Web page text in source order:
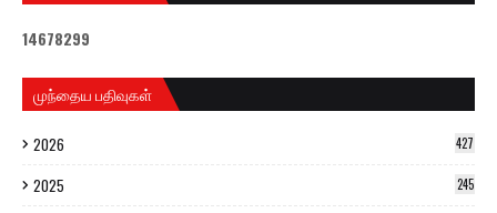
14678299
முந்தைய பதிவுகள்
2026 427
2025 245